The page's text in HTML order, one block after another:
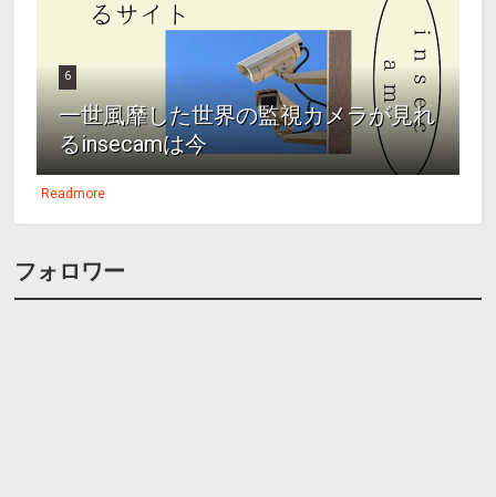
6
一世風靡した世界の監視カメラが見れ
るinsecamは今
Readmore
フォロワー